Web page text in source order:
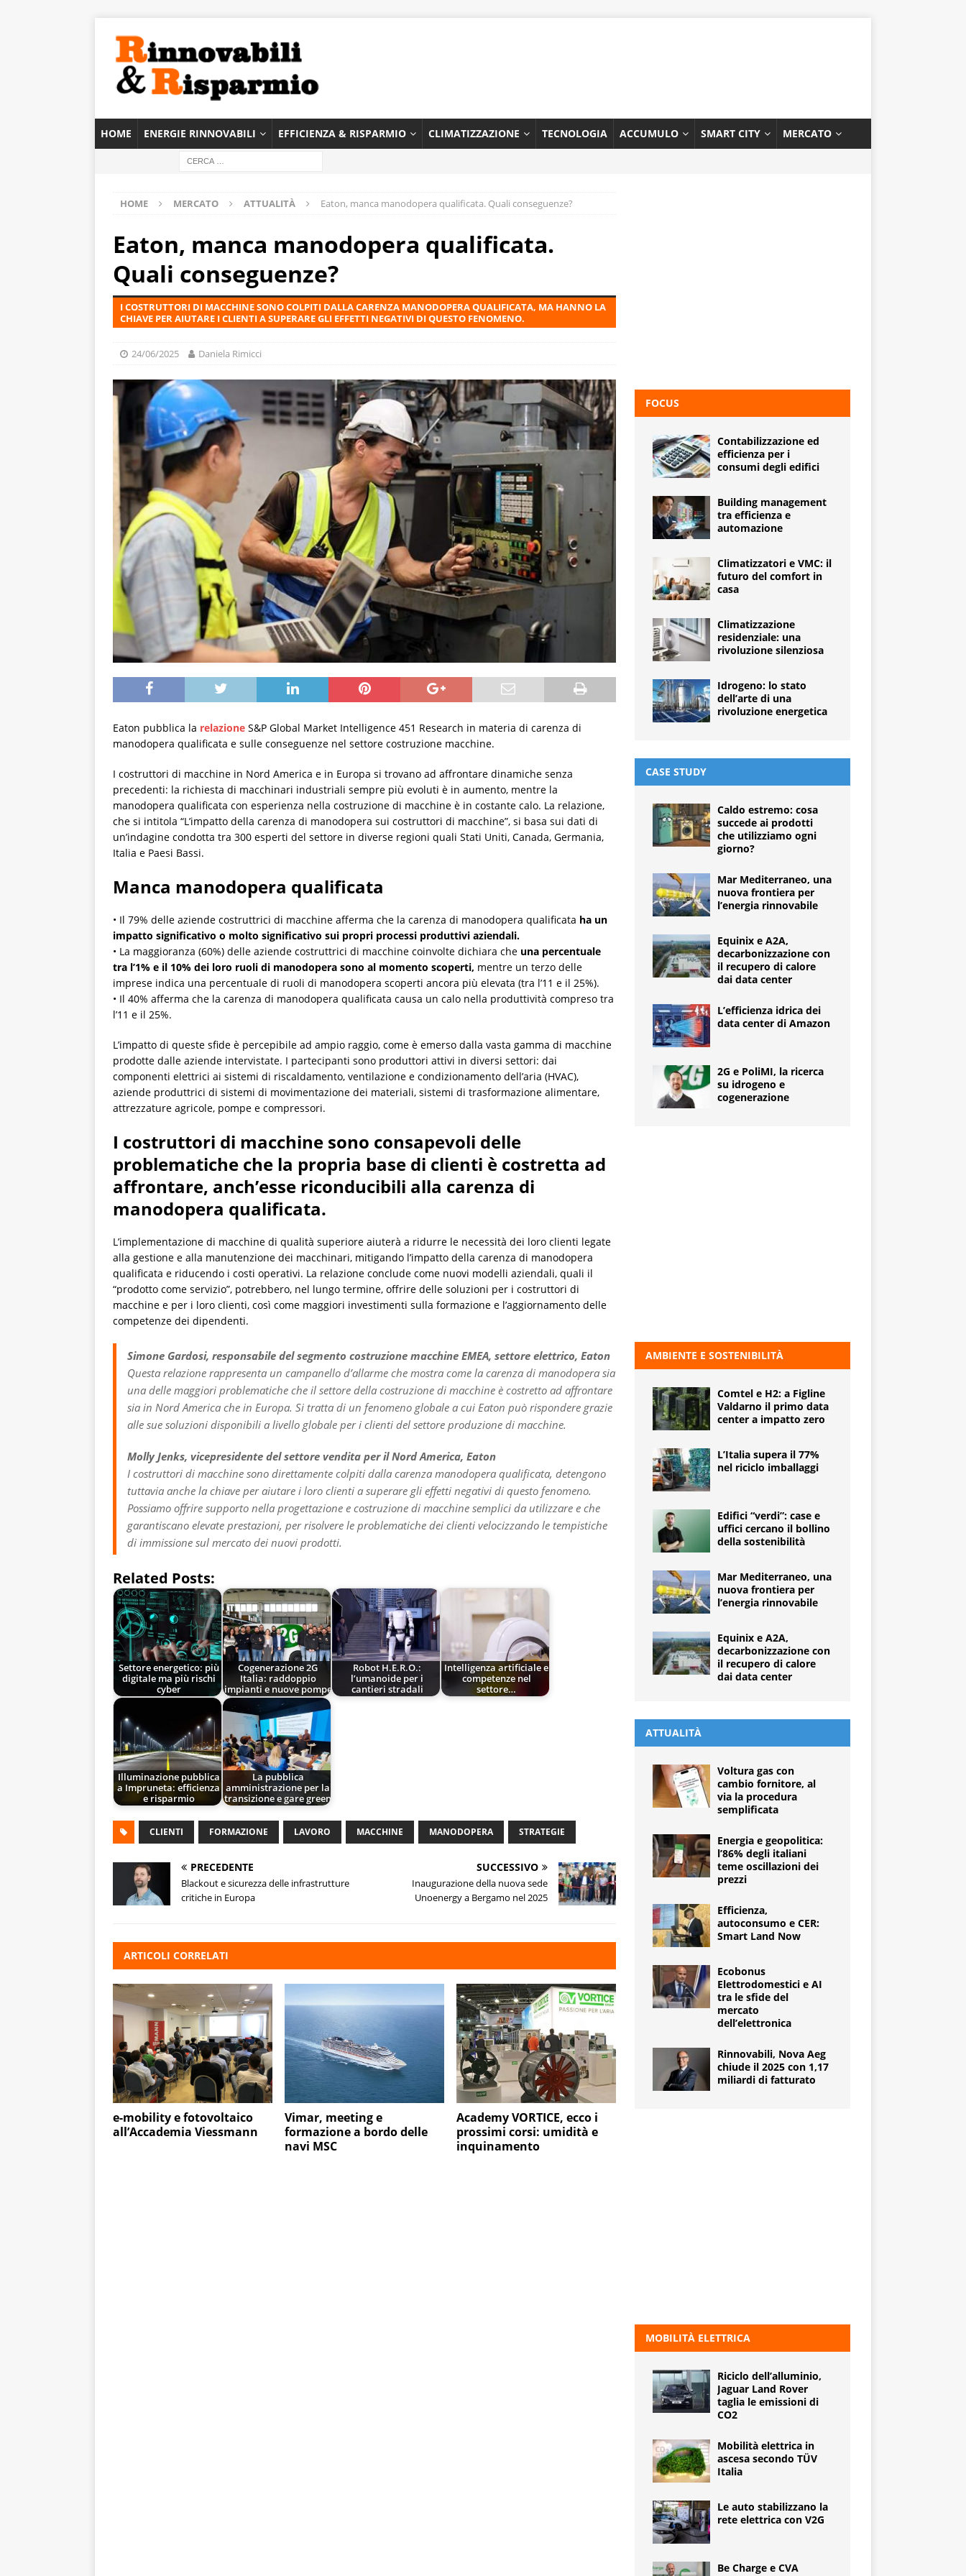
HOME ENERGIE RINNOVABILI EFFICIENZA & RISPARMIO CLIMATIZZAZIONE TECNOLOGIA ACCUMULO SMART CITY MERCATO
HOME MERCATO ATTUALITÀ Eaton, manca manodopera qualificata. Quali conseguenze?
Eaton, manca manodopera qualificata.
Quali conseguenze?
I COSTRUTTORI DI MACCHINE SONO COLPITI DALLA CARENZA MANODOPERA QUALIFICATA, MA HANNO LA
CHIAVE PER AIUTARE I CLIENTI A SUPERARE GLI EFFETTI NEGATIVI DI QUESTO FENOMENO.
24/06/2025 Daniela Rimicci
Eaton pubblica la relazione S&P Global Market Intelligence 451 Research in materia di carenza di
manodopera qualificata e sulle conseguenze nel settore costruzione macchine.
I costruttori di macchine in Nord America e in Europa si trovano ad affrontare dinamiche senza
precedenti: la richiesta di macchinari industriali sempre più evoluti è in aumento, mentre la
manodopera qualificata con esperienza nella costruzione di macchine è in costante calo. La relazione,
che si intitola “L’impatto della carenza di manodopera sui costruttori di macchine”, si basa sui dati di
un’indagine condotta tra 300 esperti del settore in diverse regioni quali Stati Uniti, Canada, Germania,
Italia e Paesi Bassi.
Manca manodopera qualificata
• Il 79% delle aziende costruttrici di macchine afferma che la carenza di manodopera qualificata ha un
impatto significativo o molto significativo sui propri processi produttivi aziendali.
• La maggioranza (60%) delle aziende costruttrici di macchine coinvolte dichiara che una percentuale
tra l’1% e il 10% dei loro ruoli di manodopera sono al momento scoperti, mentre un terzo delle
imprese indica una percentuale di ruoli di manodopera scoperti ancora più elevata (tra l’11 e il 25%).
• Il 40% afferma che la carenza di manodopera qualificata causa un calo nella produttività compreso tra
l’11 e il 25%.
L’impatto di queste sfide è percepibile ad ampio raggio, come è emerso dalla vasta gamma di macchine
prodotte dalle aziende intervistate. I partecipanti sono produttori attivi in diversi settori: dai
componenti elettrici ai sistemi di riscaldamento, ventilazione e condizionamento dell’aria (HVAC),
aziende produttrici di sistemi di movimentazione dei materiali, sistemi di trasformazione alimentare,
attrezzature agricole, pompe e compressori.
I costruttori di macchine sono consapevoli delle
problematiche che la propria base di clienti è costretta ad
affrontare, anch’esse riconducibili alla carenza di
manodopera qualificata.
L’implementazione di macchine di qualità superiore aiuterà a ridurre le necessità dei loro clienti legate
alla gestione e alla manutenzione dei macchinari, mitigando l’impatto della carenza di manodopera
qualificata e riducendo i costi operativi. La relazione conclude come nuovi modelli aziendali, quali il
“prodotto come servizio”, potrebbero, nel lungo termine, offrire delle soluzioni per i costruttori di
macchine e per i loro clienti, così come maggiori investimenti sulla formazione e l’aggiornamento delle
competenze dei dipendenti.
Simone Gardosi, responsabile del segmento costruzione macchine EMEA, settore elettrico, Eaton
Questa relazione rappresenta un campanello d’allarme che mostra come la carenza di manodopera sia
una delle maggiori problematiche che il settore della costruzione di macchine è costretto ad affrontare
sia in Nord America che in Europa. Si tratta di un fenomeno globale a cui Eaton può rispondere grazie
alle sue soluzioni disponibili a livello globale per i clienti del settore produzione di macchine.
Molly Jenks, vicepresidente del settore vendita per il Nord America, Eaton
I costruttori di macchine sono direttamente colpiti dalla carenza manodopera qualificata, detengono
tuttavia anche la chiave per aiutare i loro clienti a superare gli effetti negativi di questo fenomeno.
Possiamo offrire supporto nella progettazione e costruzione di macchine semplici da utilizzare e che
garantiscano elevate prestazioni, per risolvere le problematiche dei clienti velocizzando le tempistiche
di immissione sul mercato dei nuovi prodotti.
Related Posts:
Settore energetico: più
digitale ma più rischi
cyber
Cogenerazione 2G
Italia: raddoppio
impianti e nuove pompe
Robot H.E.R.O.:
l’umanoide per i
cantieri stradali
Intelligenza artificiale e
competenze nel
settore…
Illuminazione pubblica
a Impruneta: efficienza
e risparmio
La pubblica
amministrazione per la
transizione e gare green
CLIENTI FORMAZIONE LAVORO MACCHINE MANODOPERA STRATEGIE
PRECEDENTE
Blackout e sicurezza delle infrastrutture
critiche in Europa
SUCCESSIVO
Inaugurazione della nuova sede
Unoenergy a Bergamo nel 2025
ARTICOLI CORRELATI
e-mobility e fotovoltaico
all’Accademia Viessmann
Vimar, meeting e
formazione a bordo delle
navi MSC
Academy VORTICE, ecco i
prossimi corsi: umidità e
inquinamento
FOCUS
Contabilizzazione ed
efficienza per i
consumi degli edifici
Building management
tra efficienza e
automazione
Climatizzatori e VMC: il
futuro del comfort in
casa
Climatizzazione
residenziale: una
rivoluzione silenziosa
Idrogeno: lo stato
dell’arte di una
rivoluzione energetica
CASE STUDY
Caldo estremo: cosa
succede ai prodotti
che utilizziamo ogni
giorno?
Mar Mediterraneo, una
nuova frontiera per
l’energia rinnovabile
Equinix e A2A,
decarbonizzazione con
il recupero di calore
dai data center
L’efficienza idrica dei
data center di Amazon
2G e PoliMI, la ricerca
su idrogeno e
cogenerazione
AMBIENTE E SOSTENIBILITÀ
Comtel e H2: a Figline
Valdarno il primo data
center a impatto zero
L’Italia supera il 77%
nel riciclo imballaggi
Edifici “verdi”: case e
uffici cercano il bollino
della sostenibilità
Mar Mediterraneo, una
nuova frontiera per
l’energia rinnovabile
Equinix e A2A,
decarbonizzazione con
il recupero di calore
dai data center
ATTUALITÀ
Voltura gas con
cambio fornitore, al
via la procedura
semplificata
Energia e geopolitica:
l’86% degli italiani
teme oscillazioni dei
prezzi
Efficienza,
autoconsumo e CER:
Smart Land Now
Ecobonus
Elettrodomestici e AI
tra le sfide del
mercato
dell’elettronica
Rinnovabili, Nova Aeg
chiude il 2025 con 1,17
miliardi di fatturato
MOBILITÀ ELETTRICA
Riciclo dell’alluminio,
Jaguar Land Rover
taglia le emissioni di
CO2
Mobilità elettrica in
ascesa secondo TÜV
Italia
Le auto stabilizzano la
rete elettrica con V2G
Be Charge e CVA